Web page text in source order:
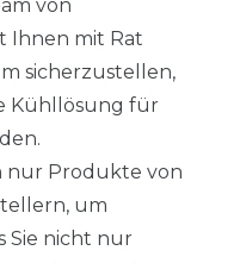
von
Ihnen mit Rat
sicherzustellen,
Kühllösung für
nur Produkte von
um
Sie nicht nur